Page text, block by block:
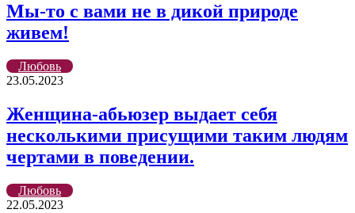
Мы-то с вами не в дикой природе
живем!
Любовь
23.05.2023
Женщина-абьюзер выдает себя
несколькими присущими таким людям
чертами в поведении.
Любовь
22.05.2023